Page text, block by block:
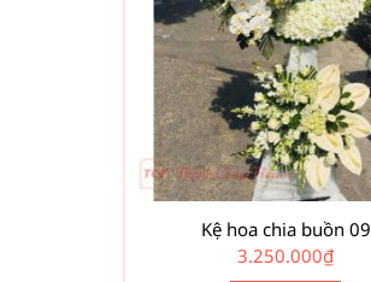
Kệ hoa chia buồn 09
3.250.000₫